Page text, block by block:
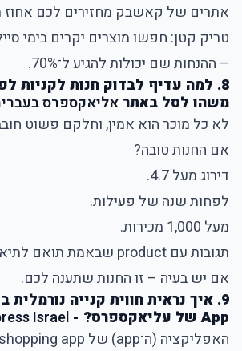
אתרים של קאשבק מחזירים לכם אחוז
– ההנחות שם יכולות להגיע ל־70%.
8. למה עדיף לבדוק חנות לקניות
משהו לסל באתראליאקספרס
לא כל מוכר הוא אמין, וחלקם פשוט
אם החנות טובה?
דירוג מעל 4.7.
לפחות שנה של פעילות.
מעל 1,000 מכירות.
תגובות עם product שבאמת תואם לתיאור.
אם יש בעיה – זו החנות שתענה לכם.
App של עליאקספרס? -
Israel